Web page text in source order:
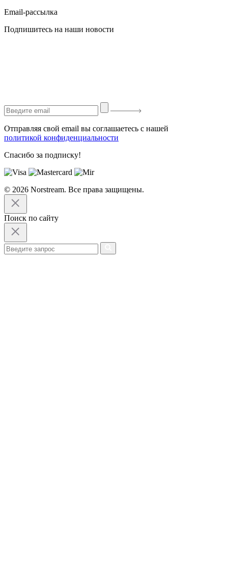
Email-рассылка
Подпишитесь на наши новости
Отправляя свой email вы соглашаетесь с нашей
политикой конфиденциальности
Спасибо за подписку!
© 2026 Norstream. Все права защищены.
Поиск по сайту